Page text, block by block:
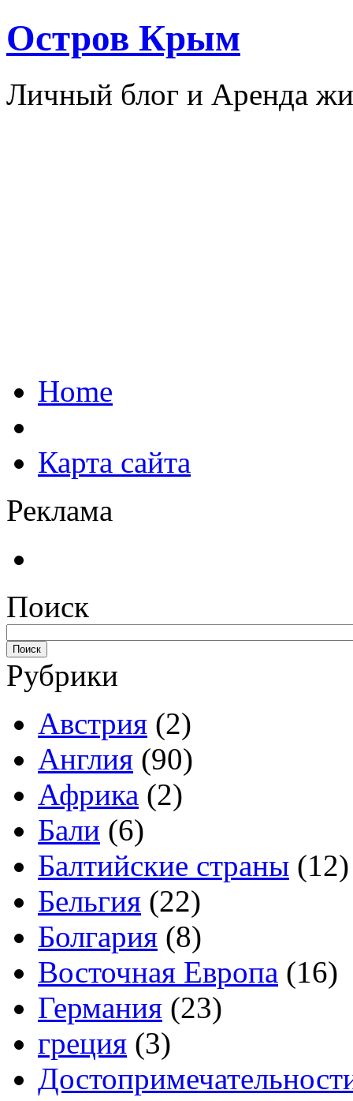
Остров Крым
Личный блог и Аренда
Home
Карта сайта
Реклама
Поиск
Рубрики
Австрия (2)
Англия (90)
Африка (2)
Бали (6)
Балтийские страны (12)
Бельгия (22)
Болгария (8)
Восточная Европа (16)
Германия (23)
греция (3)